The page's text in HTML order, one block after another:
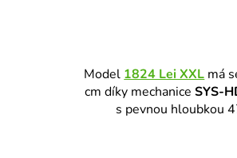
Model 1824 Lei XXL má
cm díky mechaniceSYS-
s pevnou hloubkou